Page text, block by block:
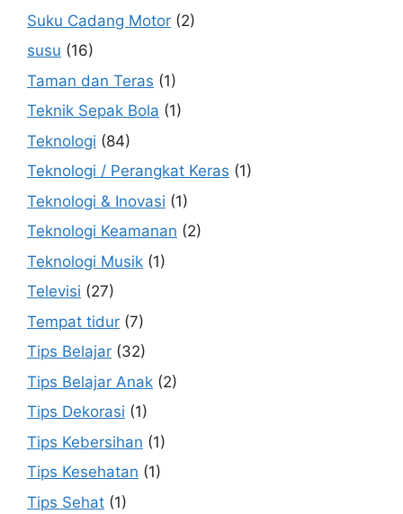
Suku Cadang Motor (2)
susu (16)
Taman dan Teras (1)
Teknik Sepak Bola (1)
Teknologi (84)
Teknologi / Perangkat Keras (1)
Teknologi & Inovasi (1)
Teknologi Keamanan (2)
Teknologi Musik (1)
Televisi (27)
Tempat tidur (7)
Tips Belajar (32)
Tips Belajar Anak (2)
Tips Dekorasi (1)
Tips Kebersihan (1)
Tips Kesehatan (1)
Tips Sehat (1)